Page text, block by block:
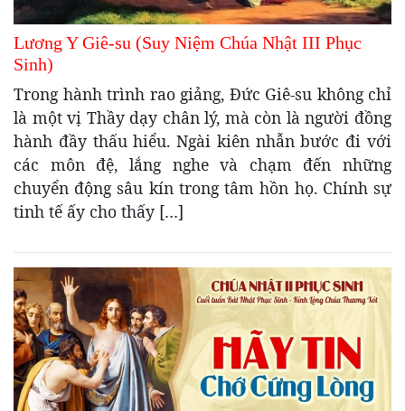
Lương Y Giê-su (Suy Niệm Chúa Nhật III Phục
Sinh)
Trong hành trình rao giảng, Đức Giê-su không chỉ
là một vị Thầy dạy chân lý, mà còn là người đồng
hành đầy thấu hiểu. Ngài kiên nhẫn bước đi với
các môn đệ, lắng nghe và chạm đến những
chuyển động sâu kín trong tâm hồn họ. Chính sự
tinh tế ấy cho thấy […]